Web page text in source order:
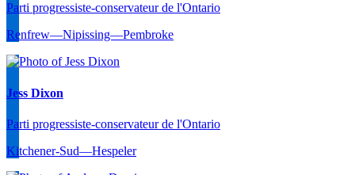
Parti progressiste-conservateur de l'Ontario
Renfrew—Nipissing—Pembroke
Jess Dixon
Parti progressiste-conservateur de l'Ontario
Kitchener-Sud—Hespeler